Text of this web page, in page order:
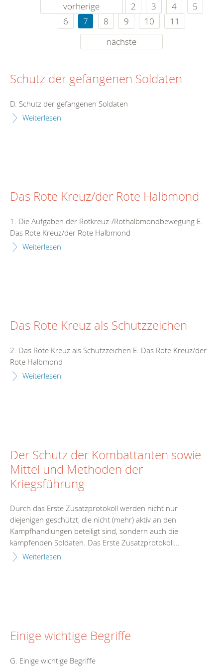
vorherige 2 3 4
5
6
7 8 9 10
11
nächste
Schutz der gefangenen Soldaten
D. Schutz der gefangenen Soldaten
Weiterlesen
Das Rote Kreuz/der Rote Halbmond
1. Die Aufgaben der Rotkreuz-/Rothalbmondbewegung E.
Das Rote Kreuz/der Rote Halbmond
Weiterlesen
Das Rote Kreuz als Schutzzeichen
2. Das Rote Kreuz als Schutzzeichen E. Das Rote Kreuz/der
Rote Halbmond
Weiterlesen
Der Schutz der Kombattanten sowie
Mittel und Methoden der
Kriegsführung
Durch das Erste Zusatzprotokoll werden nicht nur
diejenigen geschützt, die nicht (mehr) aktiv an den
Kampfhandlungen beteiligt sind, sondern auch die
kämpfenden Soldaten. Das Erste Zusatzprotokoll...
Weiterlesen
Einige wichtige Begriffe
G. Einige wichtige Begriffe